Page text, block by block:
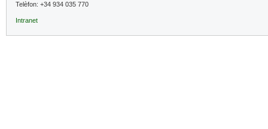
Telèfon: +34 934 035 770
Intranet